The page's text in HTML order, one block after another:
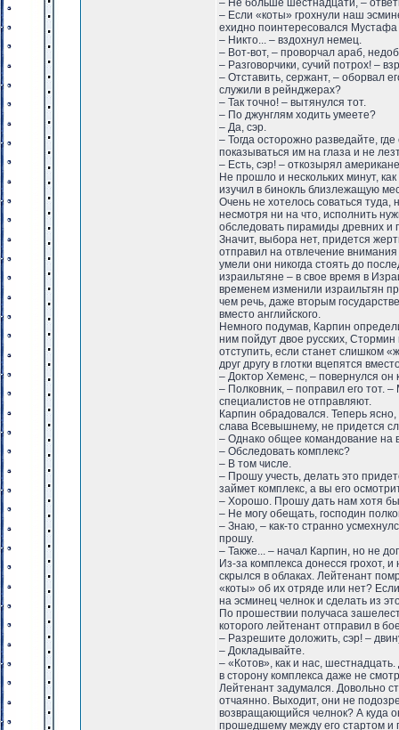
– Не больше шестнадцати, –
– Если «коты» грохнули наш
ехидно поинтересовался
– Никто... – вздохнул немец.
– Вот-вот, – проворчал араб,
– Разговорчики, сучий потрох! –
– Отставить, сержант, – оборвал
служили в рейнджерах?
– Так точно! – вытянулся тот.
– По джунглям ходить умеете?
– Да, сэр.
– Тогда осторожно разведайте,
показываться им на глаза и не
– Есть, сэр! – откозырял
Не прошло и нескольких минут,
изучил в бинокль близлежащую
Очень не хотелось соваться
несмотря ни на что, исполнить
обследовать пирамиды древних и
Значит, выбора нет, придется
отправил на отвлечение
умели они никогда стоять до
израильтяне – в свое время в
временем изменили израильтян
чем речь, даже вторым
вместо английского.
Немного подумав, Карпин
ним пойдут двое русских,
отступить, если станет слишком
друг другу в глотки вцепятся
– Доктор Хеменс, – повернулся он
– Полковник, – поправил его тот.
специалистов не отправляют.
Карпин обрадовался. Теперь
слава Всевышнему, не придется
– Однако общее командование на
– Обследовать комплекс?
– В том числе.
– Прошу учесть, делать это
займет комплекс, а вы его
– Хорошо. Прошу дать нам хотя бы
– Не могу обещать, господин
– Знаю, – как-то странно
прошу.
– Также... – начал Карпин, но не
Из-за комплекса донесся грохот,
скрылся в облаках. Лейтенант
«коты» об их отряде или нет?
на эсминец челнок и сделать из
По прошествии получаса
которого лейтенант отправил в
– Разрешите доложить, сэр! –
– Докладывайте.
– «Котов», как и нас,
в сторону комплекса даже не
Лейтенант задумался. Довольно
отчаянно. Выходит, они не
возвращающийся челнок? А куда
прошедшему между его стартом и